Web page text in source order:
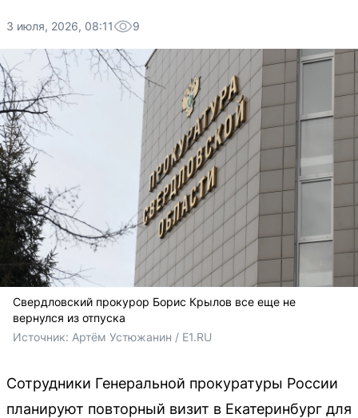
3 июля, 2026, 08:11 9
Свердловский прокурор Борис Крылов все еще не
вернулся из отпуска
Источник: Артём Устюжанин / E1.RU
Сотрудники Генеральной прокуратуры России
планируют повторный визит в Екатеринбург для